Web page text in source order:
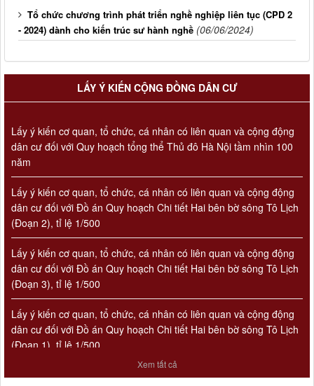
Tổ chức chương trình phát triển nghề nghiệp liên tục (CPD 2
- 2024) dành cho kiến trúc sư hành nghề (06/06/2024)
LẤY Ý KIẾN CỘNG ĐỒNG DÂN CƯ
Lấy ý kiến cơ quan, tổ chức, cá nhân có liên quan và cộng động
dân cư đối với Quy hoạch tổng thể Thủ đô Hà Nội tầm nhìn 100
năm
Lấy ý kiến cơ quan, tổ chức, cá nhân có liên quan và cộng động
dân cư đối với Đồ án Quy hoạch Chi tiết Hai bên bờ sông Tô Lịch
(Đoạn 2), tỉ lệ 1/500
Lấy ý kiến cơ quan, tổ chức, cá nhân có liên quan và cộng động
dân cư đối với Đồ án Quy hoạch Chi tiết Hai bên bờ sông Tô Lịch
(Đoạn 3), tỉ lệ 1/500
Lấy ý kiến cơ quan, tổ chức, cá nhân có liên quan và cộng động
dân cư đối với Đồ án Quy hoạch Chi tiết Hai bên bờ sông Tô Lịch
(Đoạn 1), tỉ lệ 1/500
Xem tất cả
Số 908/KH-VQH
Kế hoạch Thông tin, tuyên truyền về cải cách hành chính nhà
nước của Viện Quy hoạch xây dựng Hà Nội giai đoạn 2026 -
2030